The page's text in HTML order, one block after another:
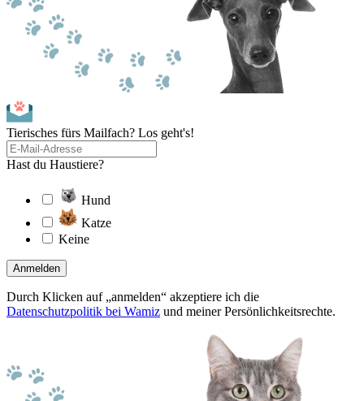
Tierisches fürs Mailfach? Los geht's!
Hast du Haustiere?
Hund
Katze
Keine
Anmelden
Durch Klicken auf „anmelden“ akzeptiere ich die
Datenschutzpolitik bei Wamiz und meiner Persönlichkeitsrechte.